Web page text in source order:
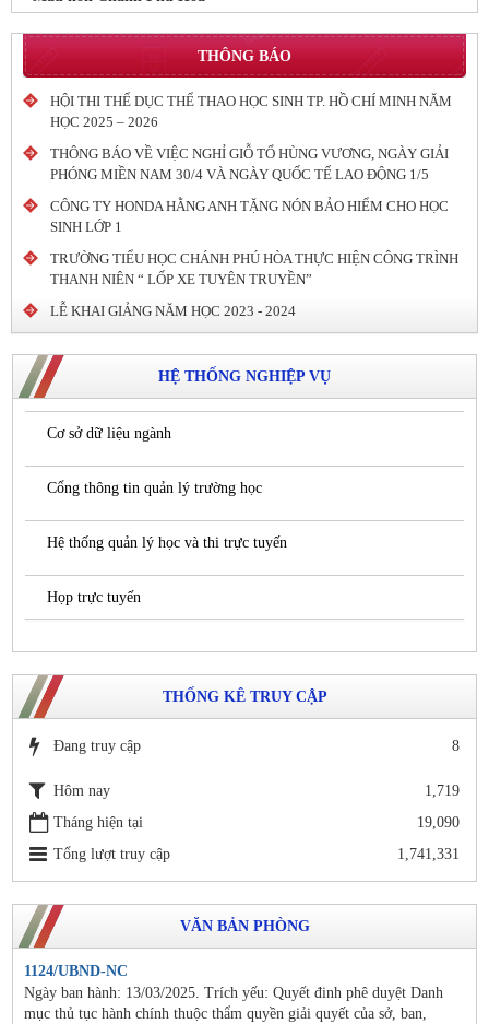
THÔNG BÁO
HỘI THI THỂ DỤC THỂ THAO HỌC SINH TP. HỒ CHÍ MINH NĂM
HỌC 2025 – 2026
THÔNG BÁO VỀ VIỆC NGHỈ GIỖ TỔ HÙNG VƯƠNG, NGÀY GIẢI
PHÓNG MIỀN NAM 30/4 VÀ NGÀY QUỐC TẾ LAO ĐỘNG 1/5
CÔNG TY HONDA HẰNG ANH TẶNG NÓN BẢO HIỂM CHO HỌC
SINH LỚP 1
TRƯỜNG TIỂU HỌC CHÁNH PHÚ HÒA THỰC HIỆN CÔNG TRÌNH
THANH NIÊN “ LỐP XE TUYÊN TRUYỀN”
LỄ KHAI GIẢNG NĂM HỌC 2023 - 2024
HỆ THỐNG NGHIỆP VỤ
Cơ sở dữ liệu ngành
Cổng thông tin quản lý trường học
Hệ thống quản lý học và thi trực tuyến
Họp trực tuyến
THỐNG KÊ TRUY CẬP
Đang truy cập 8
Hôm nay
1,719
Tháng hiện tại
19,090
Tổng lượt truy cập
1,741,331
VĂN BẢN PHÒNG
1124/UBND-NC
Ngày ban hành: 13/03/2025. Trích yếu: Quyết đinh phê duyệt Danh
mục thủ tục hành chính thuộc thẩm quyền giải quyết của sở, ban,